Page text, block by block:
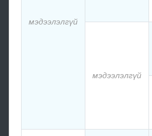
мэдээлэлгүй
мэдээлэлгүй